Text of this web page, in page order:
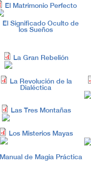
El Matrimonio Perfecto
El Significado Oculto de
los Sueños
La Gran Rebelión
La Revolución de la
Dialéctica
Las Tres Montañas
Los Misterios Mayas
Manual de Magia Práctica